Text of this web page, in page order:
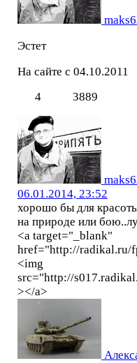
Эстет
На сайте с 04.10.2011
4
3889
06.01.2014, 23:52
хорошо бы для
на природе или
<a target="_blank"
href="http://radikal.ru/
<img
src="http://
></a>